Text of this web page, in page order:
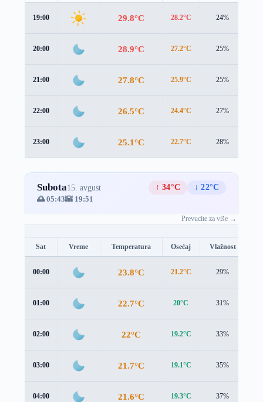
19:00 29.8°C 28.2°C 24%
20:00 28.9°C 27.2°C 25%
21:00 27.8°C 25.9°C 25%
22:00 26.5°C 24.4°C 27%
23:00 25.1°C 22.7°C 28%
Subota15. avgust ↑ 34°C
↓ 22°C
🌅 05:43🌇 19:51
Prevucite za više →
Sat Vreme Temperatura Osećaj Vlažnost
00:00 23.8°C 21.2°C 29%
01:00 22.7°C 20°C 31%
02:00 22°C 19.2°C 33%
03:00 21.7°C 19.1°C 35%
04:00 21.6°C 19.3°C 37%